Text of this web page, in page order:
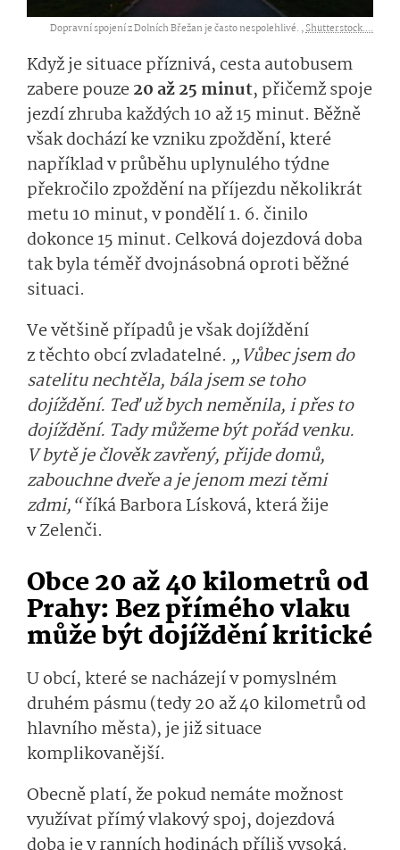
Dopravní spojení z Dolních Břežan je často nespolehlivé. ,Shutterstock....
Když je situace příznivá, cesta autobusem
zabere pouze20 až 25 minut, přičemž spoje
jezdí zhruba každých 10 až 15 minut. Běžně
však dochází ke vzniku zpoždění, které
například v průběhu uplynulého týdne
překročilo zpoždění na příjezdu několikrát
metu 10 minut, v pondělí 1. 6. činilo
dokonce 15 minut. Celková dojezdová doba
tak byla téměř dvojnásobná oproti běžné
situaci.
Ve většině případů je však dojíždění
z těchto obcí zvladatelné. „Vůbec jsem do
satelitu nechtěla, bála jsem se toho
dojíždění. Teď už bych neměnila, i přes to
dojíždění. Tady můžeme být pořád venku.
V bytě je člověk zavřený, přijde domů,
zabouchne dveře a je jenom mezi těmi
zdmi,“říká Barbora Lísková, která žije
v Zelenči.
Obce 20 až 40 kilometrů od
Prahy: Bez přímého vlaku
může být dojíždění kritické
U obcí, které se nacházejí v pomyslném
druhém pásmu (tedy 20 až 40 kilometrů od
hlavního města), je již situace
komplikovanější.
Obecně platí, že pokud nemáte možnost
využívat přímý vlakový spoj, dojezdová